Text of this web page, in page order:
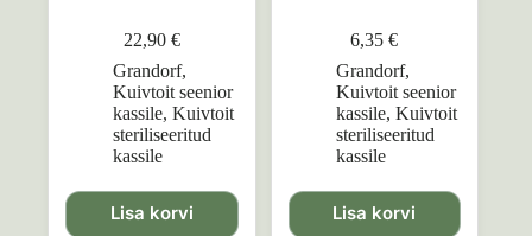
22,90 €
Grandorf,
Kuivtoit seenior
kassile, Kuivtoit
steriliseeritud
kassile
Lisa korvi
6,35€
Grandorf,
Kuivtoit seenior
kassile, Kuivtoit
steriliseeritud
kassile
Lisa korvi